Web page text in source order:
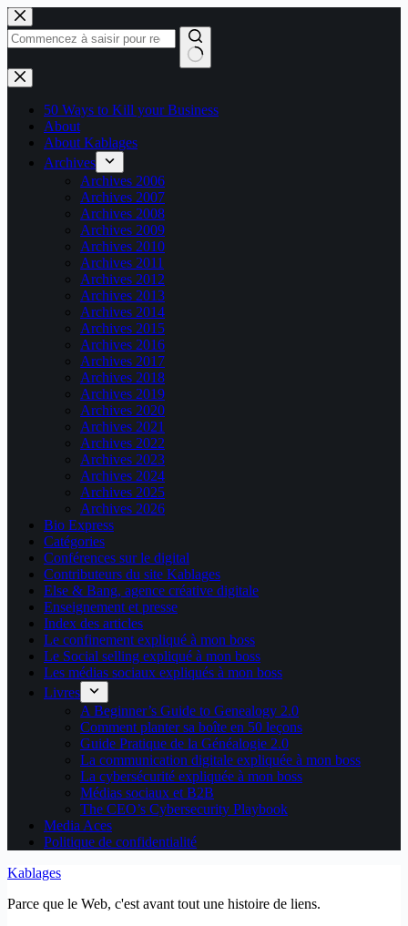
Passer
au
contenu
Aucun
résultat
50 Ways to Kill your Business
About
About Kablages
Archives
Archives 2006
Archives 2007
Archives 2008
Archives 2009
Archives 2010
Archives 2011
Archives 2012
Archives 2013
Archives 2014
Archives 2015
Archives 2016
Archives 2017
Archives 2018
Archives 2019
Archives 2020
Archives 2021
Archives 2022
Archives 2023
Archives 2024
Archives 2025
Archives 2026
Bio Express
Catégories
Conférences sur le digital
Contributeurs du site Kablages
Else & Bang, agence créative digitale
Enseignement et presse
Index des articles
Le confinement expliqué à mon boss
Le Social selling expliqué à mon boss
Les médias sociaux expliqués à mon boss
Livres
A Beginner’s Guide to Genealogy 2.0
Comment planter sa boîte en 50 leçons
Guide Pratique de la Généalogie 2.0
La communication digitale expliquée à mon boss
La cybersécurité expliquée à mon boss
Médias sociaux et B2B
The CEO’s Cybersecurity Playbook
Media Aces
Politique de confidentialité
Kablages
Parce que le Web, c'est avant tout une histoire de liens.